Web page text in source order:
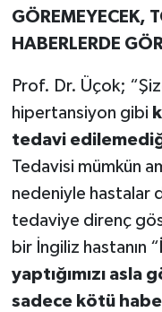
GÖREMEYECEK,
HABERLERDE
Prof. Dr. Üçok;
hipertansiyon gibi
tedavi
Tedavisi mümkün
nedeniyle hastalar
tedaviye direnç
bir İngiliz hastanın “
yaptığımızı asla
sadece kötü